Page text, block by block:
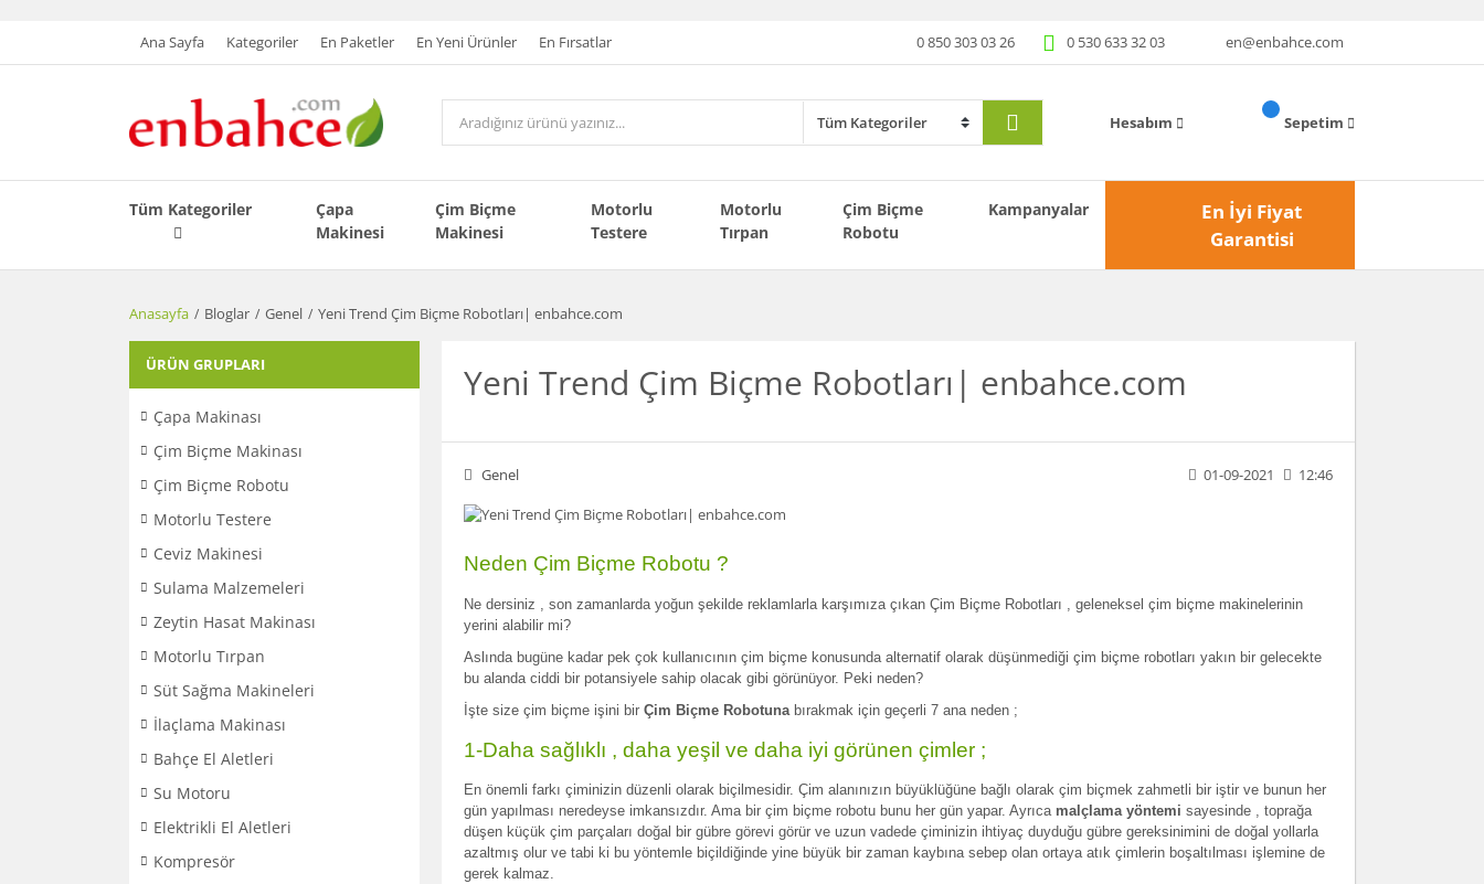
Ana Sayfa Kategoriler En Paketler En Yeni Ürünler En Fırsatlar 0 850 303 03 26 0 530 633 32 03 en@enbahce.com
Hesabım Sepetim
Tüm Kategoriler
Çapa
Makinesi
Çim Biçme
Makinesi
Motorlu
Testere
Motorlu
Tırpan
Çim Biçme
Robotu
Kampanyalar
En İyi Fiyat
Garantisi
Anasayfa Bloglar Genel Yeni Trend Çim Biçme Robotları| enbahce.com
ÜRÜN GRUPLARI
Çapa Makinası
Çim Biçme Makinası
Çim Biçme Robotu
Motorlu Testere
Ceviz Makinesi
Sulama Malzemeleri
Zeytin Hasat Makinası
Motorlu Tırpan
Süt Sağma Makineleri
İlaçlama Makinası
Bahçe El Aletleri
Su Motoru
Elektrikli El Aletleri
Kompresör
Yeni Trend Çim Biçme Robotları| enbahce.com
Genel 01-09-2021 12:46
Neden Çim Biçme Robotu ?
Ne dersiniz , son zamanlarda yoğun şekilde reklamlarla karşımıza çıkan Çim Biçme Robotları , geleneksel çim biçme makinelerinin
yerini alabilir mi?
Aslında bugüne kadar pek çok kullanıcının çim biçme konusunda alternatif olarak düşünmediği çim biçme robotları yakın bir gelecekte
bu alanda ciddi bir potansiyele sahip olacak gibi görünüyor. Peki neden?
İşte size çim biçme işini bir Çim Biçme Robotunabırakmak için geçerli 7 ana neden ;
1-Daha sağlıklı , daha yeşil ve daha iyi görünen çimler ;
En önemli farkı çiminizin düzenli olarak biçilmesidir. Çim alanınızın büyüklüğüne bağlı olarak çim biçmek zahmetli bir iştir ve bunun her
gün yapılması neredeyse imkansızdır. Ama bir çim biçme robotu bunu her gün yapar. Ayrıca malçlama yöntemi sayesinde , toprağa
düşen küçük çim parçaları doğal bir gübre görevi görür ve uzun vadede çiminizin ihtiyaç duyduğu gübre gereksinimini de doğal yollarla
azaltmış olur ve tabi ki bu yöntemle biçildiğinde yine büyük bir zaman kaybına sebep olan ortaya atık çimlerin boşaltılması işlemine de
gerek kalmaz.